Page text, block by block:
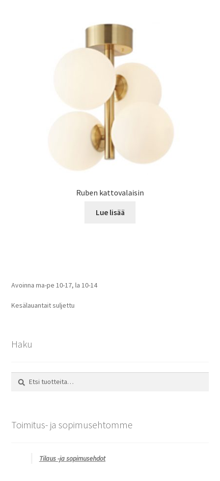
Ruben kattovalaisin
Lue lisää
Avoinna ma-pe 10-17, la 10-14
Kesälauantait suljettu
Haku
Etsi:
Haku
Toimitus- ja sopimusehtomme
Tilaus -ja sopimusehdot